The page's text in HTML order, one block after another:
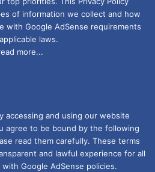
of information we collect and how
with Google AdSense requirements
laws.
more...
accessing and using our website
agree to be bound by the following
read them carefully. These terms
and lawful experience for all
Google AdSense policies.